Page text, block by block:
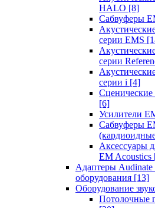
HALO [8]
Сабвуферы
серии EMS
серии
серии i [4]
[6]
Усилители
Сабвуферы
Аксессуары
EM Acoustics
Адаптеры Audinate
оборудования [13]
Оборудование
Потолочные